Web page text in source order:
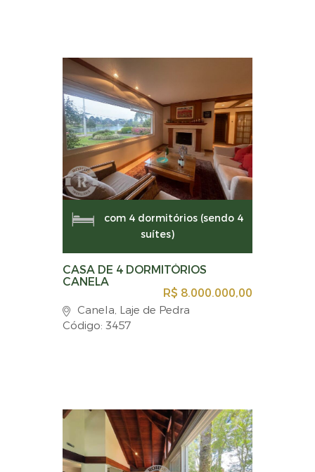
com 4 dormitórios (sendo 4
suítes)
CASA DE 4 DORMITÓRIOS
CANELA
R$ 8.000.000,00
Canela, Laje de Pedra
Código: 3457